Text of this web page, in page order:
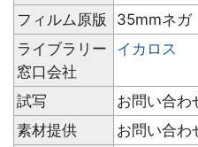
フィルム原版
35mmネガ
ライブラリー
窓口会社
イカロス
試写
お問い合わ
素材提供
お問い合わ